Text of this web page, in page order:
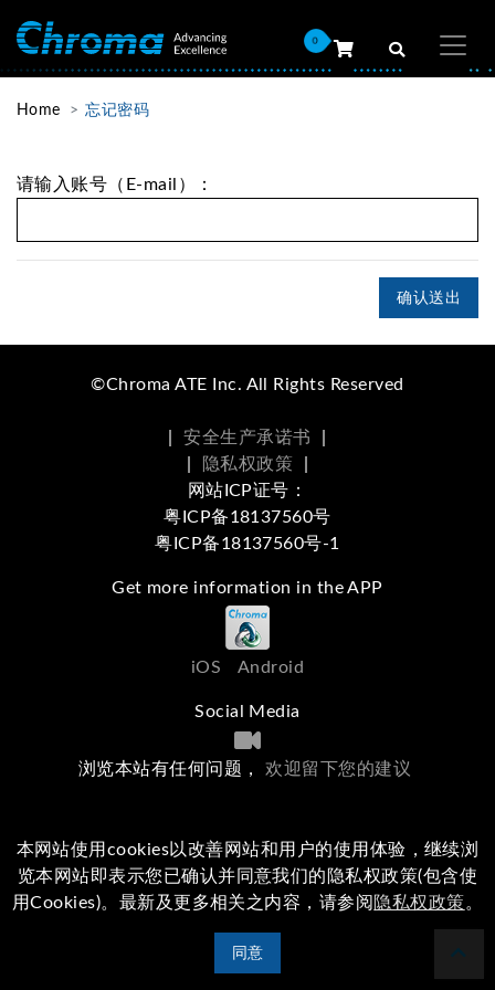
0
Home 忘记密码
请输入账号（E-mail）：
确认送出
©Chroma ATE Inc. All Rights Reserved
安全生产承诺书
隐私权政策
网站ICP证号：
粤ICP备18137560号
粤ICP备18137560号-1
Get more information in the APP
iOS Android
Social Media
浏览本站有任何问题， 欢迎留下您的建议
本网站使用cookies以改善网站和用户的使用体验，继续浏
览本网站即表示您已确认并同意我们的隐私权政策(包含使
用Cookies)。最新及更多相关之内容，请参阅 隐私权政策 。
同意